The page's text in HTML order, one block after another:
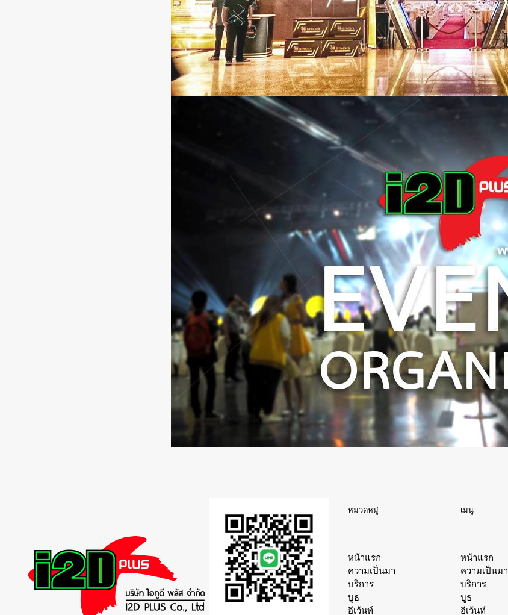
หมวดหมู่ เมนู
หน้าแรก
ความเป็นมา
บริการ
บูธ
อีเว้นท์
หน้าแรก
ความเป็นมา
บริการ
บูธ
อีเว้นท์